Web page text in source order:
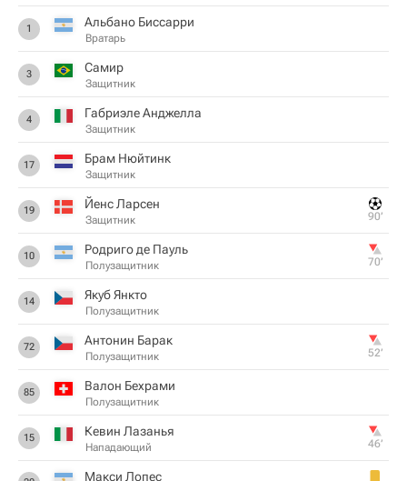
1 Альбано Биccарри
Вратарь
3 Самир
Защитник
4 Габриэле Анджелла
Защитник
17 Брам Нюйтинк
Защитник
19 Йенс Ларсен
Защитник 90‎’‎
10 Родриго де Пауль
Полузащитник 70‎’‎
14 Якуб Янкто
Полузащитник
72 Антонин Барак
Полузащитник 52‎’‎
85 Валон Бехрами
Полузащитник
15 Кевин Лазанья
Нападающий 46‎’‎
Макси Лопес